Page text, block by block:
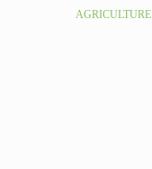
AGRICULTURE